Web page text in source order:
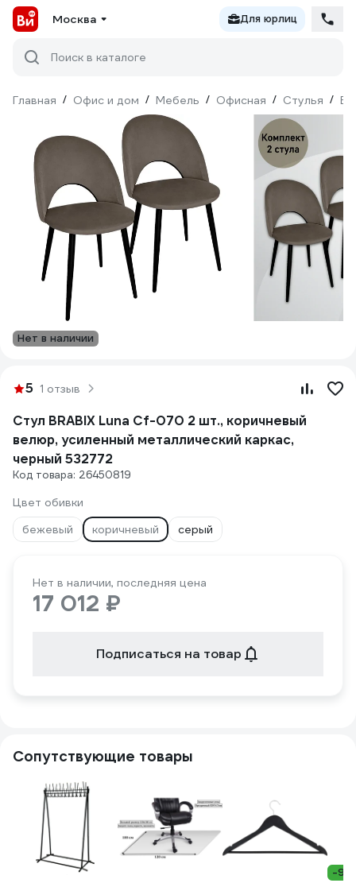
Москва Для юрлиц
Поиск в каталоге
Главная / Офис и дом / Мебель / Офисная / Стулья /
Нет в наличии
5 1 отзыв
Стул BRABIX Luna Cf-070 2 шт., коричневый
велюр, усиленный металлический каркас,
черный 532772
Код товара: 26450819
Цвет обивки
бежевый
коричневый серый
Нет в наличии, последняя цена
17 012 ₽
Подписаться на товар
Сопутствующие товары
-9%